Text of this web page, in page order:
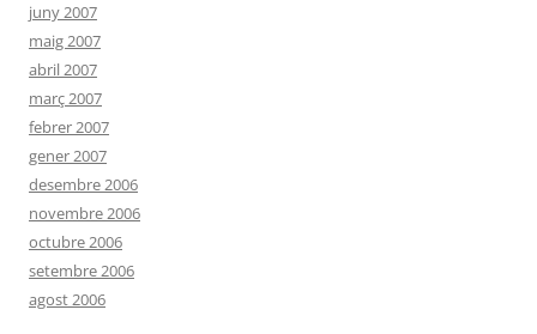
juny 2007
maig 2007
abril 2007
març 2007
febrer 2007
gener 2007
desembre 2006
novembre 2006
octubre 2006
setembre 2006
agost 2006